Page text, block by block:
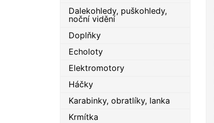
Dalekohledy, puškohledy,
noční vidění
Doplňky
Echoloty
Elektromotory
Háčky
Karabinky, obratlíky, lanka
Krmítka